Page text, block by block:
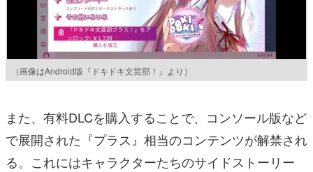
（画像はAndroid版『ドキドキ文芸部！』より）
また、有料DLCを購入することで、コンソール版など
で展開された『プラス』相当のコンテンツが解禁され
る。これにはキャラクターたちのサイドストーリー